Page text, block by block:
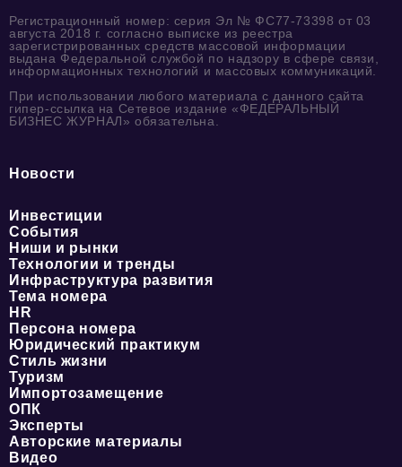
Регистрационный номер: серия Эл № ФС77-73398 от 03
августа 2018 г. согласно выписке из реестра
зарегистрированных средств массовой информации
выдана Федеральной службой по надзору в сфере связи,
информационных технологий и массовых коммуникаций.
При использовании любого материала с данного сайта
гипер-ссылка на Сетевое издание «ФЕДЕРАЛЬНЫЙ
БИЗНЕС ЖУРНАЛ» обязательна.
Новости
Инвестиции
События
Ниши и рынки
Технологии и тренды
Инфраструктура развития
Тема номера
HR
Персона номера
Юридический практикум
Стиль жизни
Туризм
Импортозамещение
ОПК
Эксперты
Авторские материалы
Видео